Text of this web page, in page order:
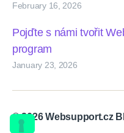
February 16, 2026
Pojďte s námi tvořit
program
January 23, 2026
© 2026Websupport.cz